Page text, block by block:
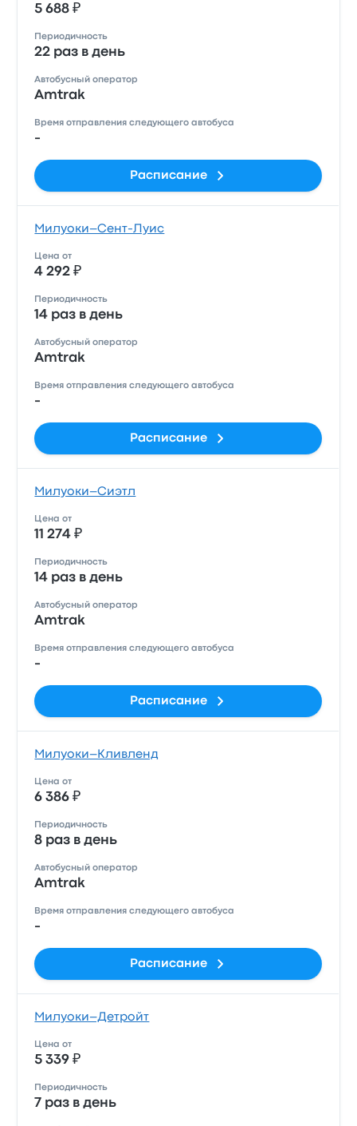
5 688 ₽
Периодичность
22 раз в день
Автобусный оператор
Amtrak
Время отправления следующего автобуса
-
Расписание
Милуоки–Сент-Луис
Цена от
4 292 ₽
Периодичность
14 раз в день
Автобусный оператор
Amtrak
Время отправления следующего автобуса
-
Расписание
Милуоки–Сиэтл
Цена от
11 274 ₽
Периодичность
14 раз в день
Автобусный оператор
Amtrak
Время отправления следующего автобуса
-
Расписание
Милуоки–Кливленд
Цена от
6 386 ₽
Периодичность
8 раз в день
Автобусный оператор
Amtrak
Время отправления следующего автобуса
-
Расписание
Милуоки–Детройт
Цена от
5 339 ₽
Периодичность
7 раз в день